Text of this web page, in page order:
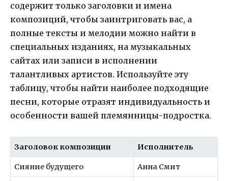
содержит только заголовки и имена
композиций, чтобы заинтриговать вас, а
полные тексты и мелодии можно найти в
специальных изданиях, на музыкальных
сайтах или записи в исполнении
талантливых артистов. Используйте эту
таблицу, чтобы найти наиболее подходящие
песни, которые отразят индивидуальность и
особенности вашей племянницы-подростка.
Заголовок композиции Исполнитель
Сияние будущего Анна Смит